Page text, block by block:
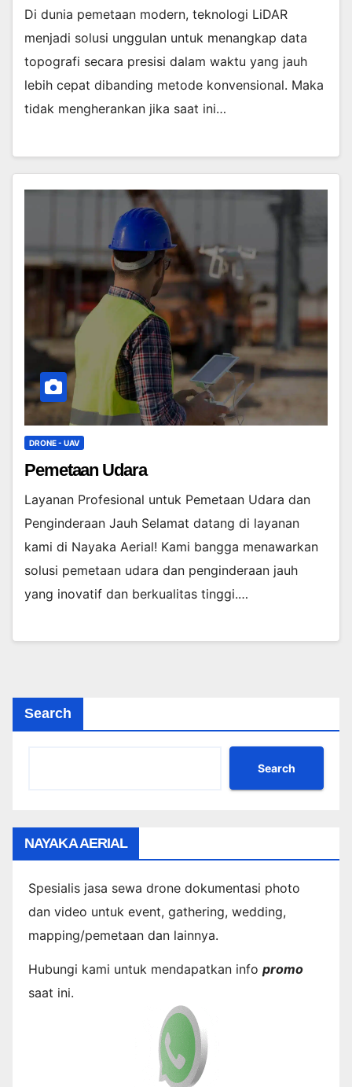
Di dunia pemetaan modern, teknologi LiDAR
menjadi solusi unggulan untuk menangkap data
topografi secara presisi dalam waktu yang jauh
lebih cepat dibanding metode konvensional. Maka
tidak mengherankan jika saat ini…
DRONE - UAV
Pemetaan Udara
Layanan Profesional untuk Pemetaan Udara dan
Penginderaan Jauh Selamat datang di layanan
kami di Nayaka Aerial! Kami bangga menawarkan
solusi pemetaan udara dan penginderaan jauh
yang inovatif dan berkualitas tinggi.…
Search
Search
NAYAKA AERIAL
Spesialis jasa sewa drone dokumentasi photo
dan video untuk event, gathering, wedding,
mapping/pemetaan dan lainnya.
Hubungi kami untuk mendapatkan info promo
saat ini.